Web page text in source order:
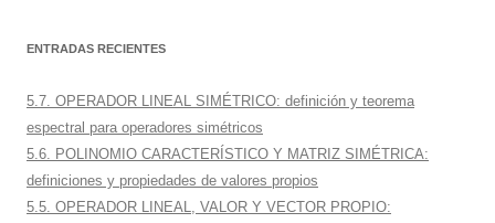
ENTRADAS RECIENTES
5.7. OPERADOR LINEAL SIMÉTRICO: definición y teorema
espectral para operadores simétricos
5.6. POLINOMIO CARACTERÍSTICO Y MATRIZ SIMÉTRICA:
definiciones y propiedades de valores propios
5.5. OPERADOR LINEAL, VALOR Y VECTOR PROPIO: